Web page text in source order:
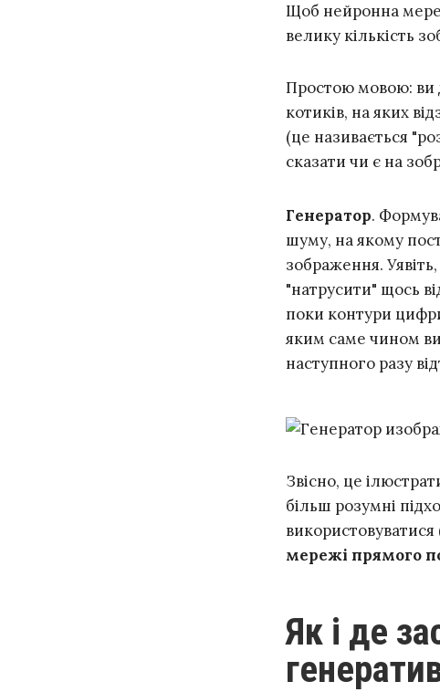
Щоб нейронна
велику кількість
Простою мовою: ви
котиків, на яких
(це називається
сказати чи є на
Генератор.
шуму, на якому
зображення.
"натрусити" щось
поки контури
яким саме чином ви
наступного разу
Звісно, це
більш розумні
мережі прямого
Як і де застосовуються GAN і